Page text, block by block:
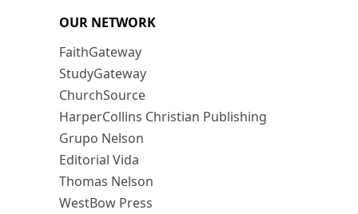
OUR NETWORK
FaithGateway
StudyGateway
ChurchSource
HarperCollins Christian Publishing
Grupo Nelson
Editorial Vida
Thomas Nelson
WestBow Press